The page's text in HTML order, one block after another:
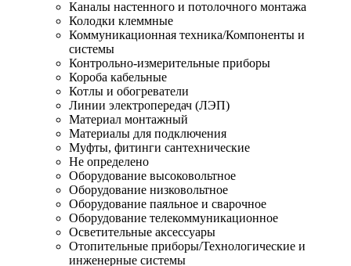
Каналы настенного и потолочного монтажа
Колодки клеммные
Коммуникационная техника/Компоненты и
системы
Контрольно-измерительные приборы
Короба кабельные
Котлы и обогреватели
Линии электропередач (ЛЭП)
Материал монтажный
Материалы для подключения
Муфты, фитинги сантехнические
Не определено
Оборудование высоковольтное
Оборудование низковольтное
Оборудование паяльное и сварочное
Оборудование телекоммуникационное
Осветительные аксессуары
Отопительные приборы/Технологические и
инженерные системы